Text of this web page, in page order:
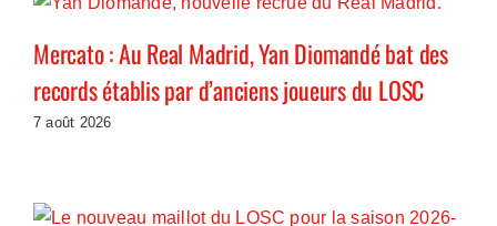
Mercato : Au Real Madrid, Yan Diomandé bat des
records établis par d’anciens joueurs du LOSC
7 août 2026